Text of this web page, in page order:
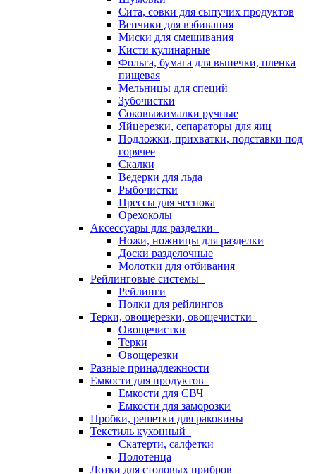
Сита, совки для сыпучих продуктов
Венчики для взбивания
Миски для смешивания
Кисти кулинарные
Фольга, бумага для выпечки, пленка
пищевая
Мельницы для специй
Зубочистки
Соковыжималки ручные
Яйцерезки, сепараторы для яиц
Подложки, прихватки, подставки под
горячее
Скалки
Ведерки для льда
Рыбочистки
Прессы для чеснока
Орехоколы
Аксессуары для разделки
Ножи, ножницы для разделки
Доски разделочные
Молотки для отбивания
Рейлинговые системы
Рейлинги
Полки для рейлингов
Терки, овощерезки, овощечистки
Овощечистки
Терки
Овощерезки
Разные принадлежности
Емкости для продуктов
Емкости для СВЧ
Емкости для заморозки
Пробки, решетки для раковины
Текстиль кухонный
Скатерти, салфетки
Полотенца
Лотки для столовых прибров